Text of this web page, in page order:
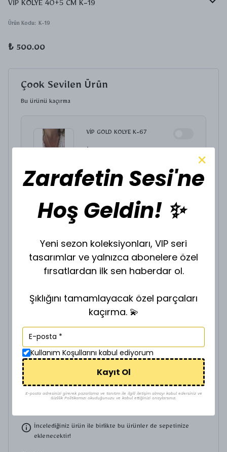
VİP KOLYE 40+5 CM K-19
Ürün Kodu: K-19
₺ 500.00
Çook Sevilen Ürün
Bu ürünü kaçırma
VİP GOLD KOLYE K-67
KOLYE UCU SEÇİNİZ.
₺ 200.00
ZİNCİR BOY SEÇİNİZ.
₺ 280.00
ZİNCİR BOY SEÇİNİZ.
İncelediğiniz ürün ile birlikte bu ürünler de sepetinize
eklenecektir!
Zarafetin Sesi'ne
Hoş Geldin! ✨
Yeni sezon koleksiyonları, VIP seri
tasarımlar ve yalnızca abonelere özel
fırsatlardan ilk sen haberdar ol.
Şıklığını tamamlayacak özel parçaları
kaçırma. 💫
Kullanım Koşullarını kabul ediyorum
Kayıt Ol
E-posta adresinizi girerek pazarlama ve tanıtım ile ilgili iletişim almayı kabul edersiniz ve
Gizlilik Politikamızı okuduğunuzu ve kabul ettiğinizi onaylarsınız.